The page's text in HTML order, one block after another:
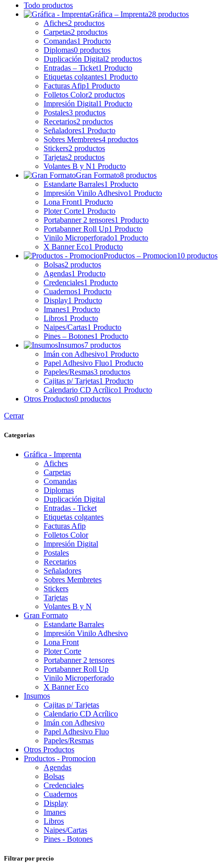
Todo productos
Gráfica – Imprenta28 productos
Afiches2 productos
Carpetas2 productos
Comandas1 Producto
Diplomas0 productos
Duplicación Digital2 productos
Entradas – Ticket1 Producto
Etiquetas colgantes1 Producto
Facturas Afip1 Producto
Folletos Color2 productos
Impresión Digital1 Producto
Postales3 productos
Recetarios2 productos
Señaladores1 Producto
Sobres Membretes4 productos
Stickers2 productos
Tarjetas2 productos
Volantes B y N1 Producto
Gran Formato8 productos
Estandarte Barrales1 Producto
Impresión Vinilo Adhesivo1 Producto
Lona Front1 Producto
Ploter Corte1 Producto
Portabanner 2 tensores1 Producto
Portabanner Roll Up1 Producto
Vinilo Microperforado1 Producto
X Banner Eco1 Producto
Productos – Promocion10 productos
Bolsas2 productos
Agendas1 Producto
Credenciales1 Producto
Cuadernos1 Producto
Display1 Producto
Imanes1 Producto
Libros1 Producto
Naipes/Cartas1 Producto
Pines – Botones1 Producto
Insumos7 productos
Imán con Adhesivo1 Producto
Papel Adhesivo Fluo1 Producto
Papeles/Resmas3 productos
Cajitas p/ Tarjetas1 Producto
Calendario CD Acrílico1 Producto
Otros Productos0 productos
Cerrar
Categorias
Gráfica - Imprenta
Afiches
Carpetas
Comandas
Diplomas
Duplicación Digital
Entradas - Ticket
Etiquetas colgantes
Facturas Afip
Folletos Color
Impresión Digital
Postales
Recetarios
Señaladores
Sobres Membretes
Stickers
Tarjetas
Volantes B y N
Gran Formato
Estandarte Barrales
Impresión Vinilo Adhesivo
Lona Front
Ploter Corte
Portabanner 2 tensores
Portabanner Roll Up
Vinilo Microperforado
X Banner Eco
Insumos
Cajitas p/ Tarjetas
Calendario CD Acrílico
Imán con Adhesivo
Papel Adhesivo Fluo
Papeles/Resmas
Otros Productos
Productos - Promocion
Agendas
Bolsas
Credenciales
Cuadernos
Display
Imanes
Libros
Naipes/Cartas
Pines - Botones
Filtrar por precio